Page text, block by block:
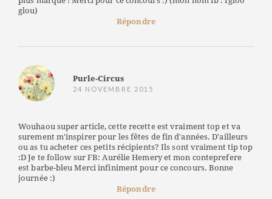
glou)
Répondre
Purle-Circus
24 NOVEMBRE 2015
Wouhaou super article, cette recette est vraiment top et va
surement m'inspirer pour les fêtes de fin d'années. D'ailleurs
ou as tu acheter ces petits récipients? Ils sont vraiment tip top
:D Je te follow sur FB: Aurélie Hemery et mon conteprefere
est barbe-bleu Merci infiniment pour ce concours. Bonne
journée :)
Répondre